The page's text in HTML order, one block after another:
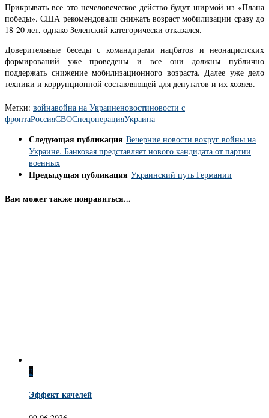
Прикрывать все это нечеловеческое действо будут ширмой из «Плана
победы». США рекомендовали снижать возраст мобилизации сразу до
18-20 лет, однако Зеленский категорически отказался.
Доверительные беседы с командирами нацбатов и неонацистских
формирований уже проведены и все они должны публично
поддержать снижение мобилизационного возраста. Далее уже дело
техники и коррупционной составляющей для депутатов и их хозяев.
Метки: войнавойна на Украиненовостиновости с
фронтаРоссияСВОСпецоперацияУкраина
Следующая публикация Вечерние новости вокруг войны на
Украине. Банковая представляет нового кандидата от партии
военных
Предыдущая публикация Украинский путь Германии
Вам может также понравиться...
2
Эффект качелей